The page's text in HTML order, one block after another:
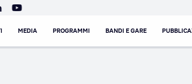
MEDIA PROGRAMMI BANDI E GARE